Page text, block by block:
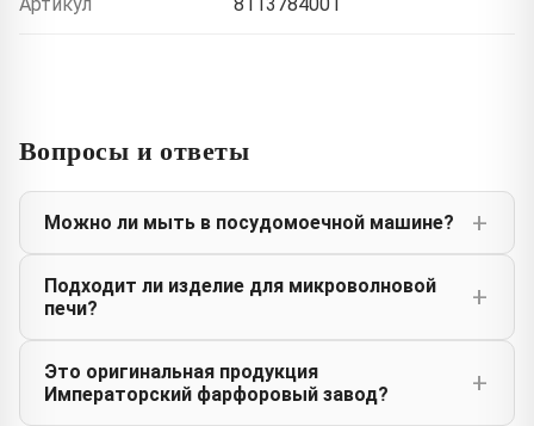
Вопросы и ответы
Можно ли мыть в посудомоечной машине?
Подходит ли изделие для микроволновой
печи?
Это оригинальная продукция
Императорский фарфоровый завод?